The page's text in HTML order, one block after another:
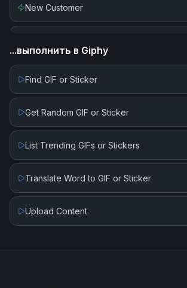
New Customer
...выполнить в Giphy
Find GIF or Sticker
Get Random GIF or Sticker
List Trending GIFs or Stickers
Translate Word to GIF or Sticker
Upload Content